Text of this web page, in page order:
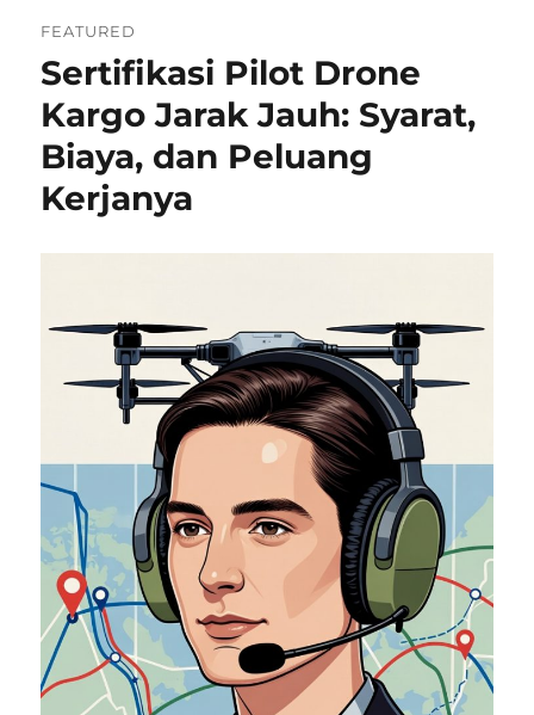
FEATURED
Sertifikasi Pilot Drone
Kargo Jarak Jauh: Syarat,
Biaya, dan Peluang
Kerjanya